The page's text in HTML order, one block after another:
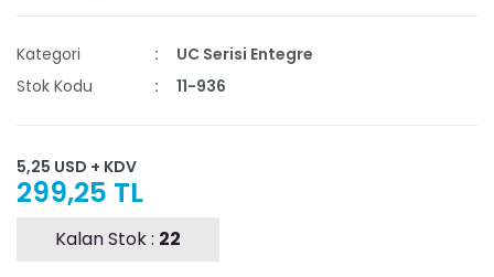
Kategori
UC Serisi Entegre
Stok Kodu
11-936
5,25 USD + KDV
299,25 TL
Kalan Stok : 22